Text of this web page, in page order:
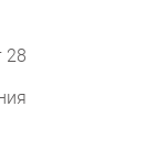
28